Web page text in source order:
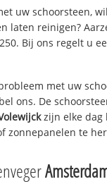
uw schoorsteen,
laten reinigen?
Bij ons regelt u
met uw
ons. De
zijn elke dag
zonnepanelen te